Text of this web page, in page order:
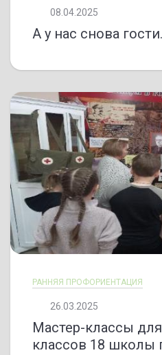
08.04.2025
А у нас снова
РАННЯЯ ПРОФОРИЕНТАЦИЯ
26.03.2025
Мастер-классы
классов 18 школы